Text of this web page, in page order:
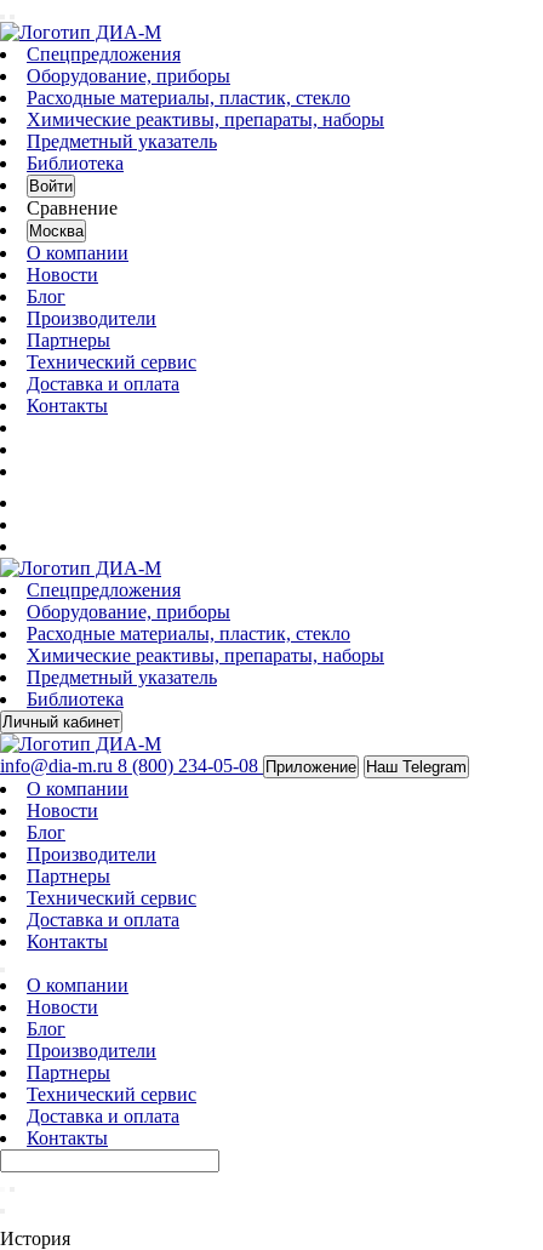
Спецпредложения
Оборудование, приборы
Расходные материалы, пластик, стекло
Химические реактивы, препараты, наборы
Предметный указатель
Библиотека
Войти
Сравнение
Москва
О компании
Новости
Блог
Производители
Партнеры
Технический сервис
Доставка и оплата
Контакты
Спецпредложения
Оборудование, приборы
Расходные материалы, пластик, стекло
Химические реактивы, препараты, наборы
Предметный указатель
Библиотека
Личный кабинет
info@dia-m.ru 8 (800) 234-05-08 Приложение Наш Telegram
О компании
Новости
Блог
Производители
Партнеры
Технический сервис
Доставка и оплата
Контакты
О компании
Новости
Блог
Производители
Партнеры
Технический сервис
Доставка и оплата
Контакты
История